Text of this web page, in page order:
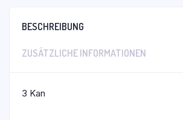
BESCHREIBUNG
ZUSÄTZLICHE INFORMATIONEN
3 Kan